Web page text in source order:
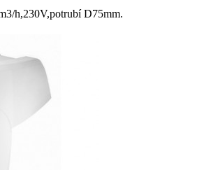
h,230V,potrubí D75mm.